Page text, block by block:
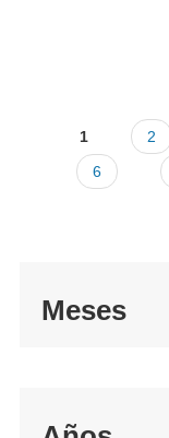
1 2
6
Meses